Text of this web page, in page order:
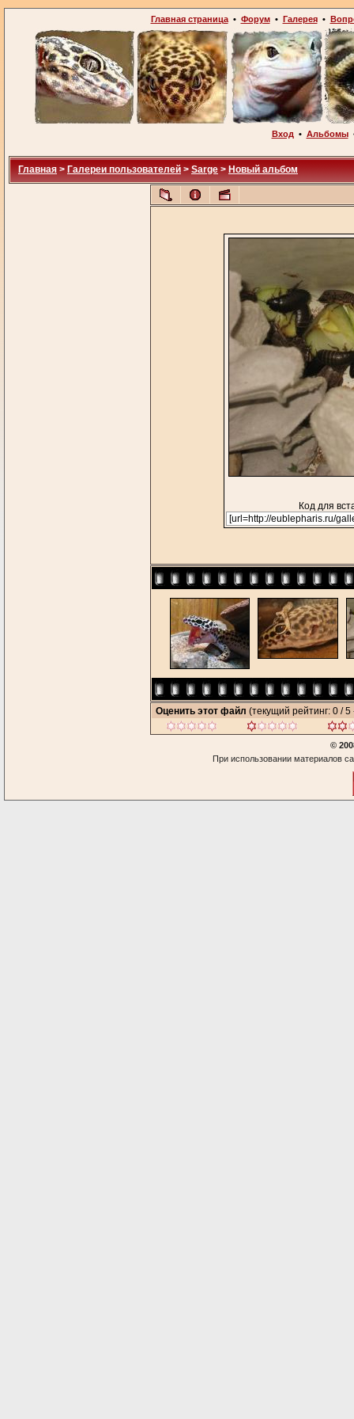
Главная страница• Форум• Галерея•
Вход • Альбомы
Главная > Галереи пользователей > Sarge > Новый альбом
Код для
Оценить этот файл (текущий рейтинг: 0 / 5
©
При использовании материалов